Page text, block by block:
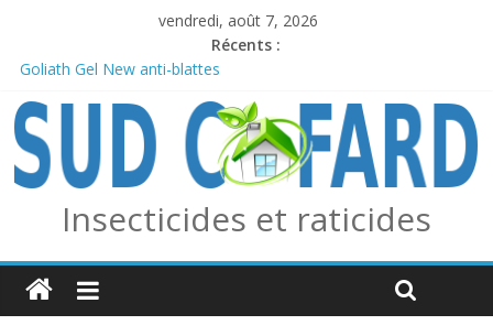
vendredi, août 7, 2026
Récents :
Goliath Gel New anti-blattes
Edialux / Absolut Professionnel
PERMAX 100 EC
REPELINE – Répulsif Moustiques, Tiques et Phlébotomes
OUTCAST ANTI FOURMIS
Insecticides et raticides